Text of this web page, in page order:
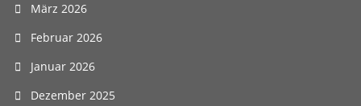
März 2026
Februar 2026
Januar 2026
Dezember 2025